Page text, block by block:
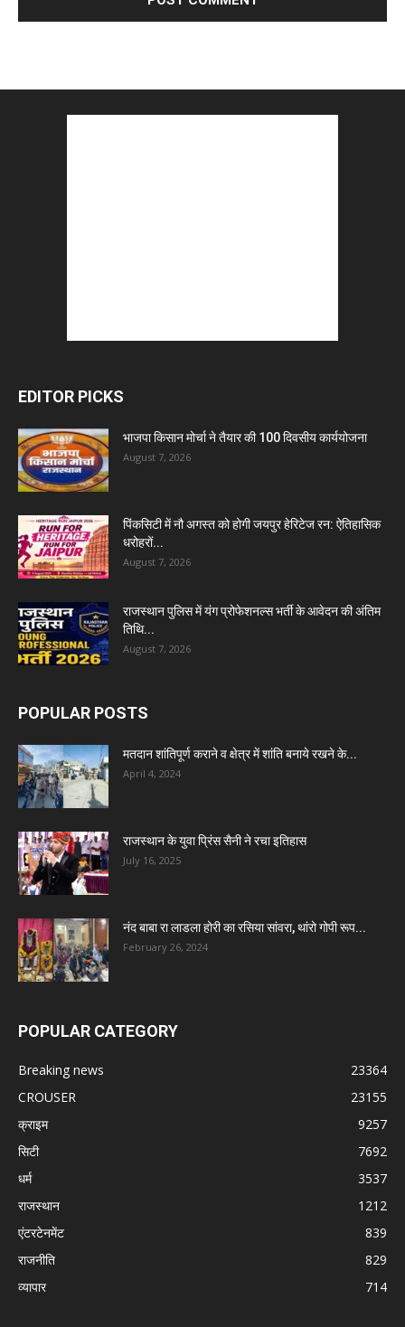
EDITOR PICKS
भाजपा किसान मोर्चा ने तैयार की 100 दिवसीय कार्ययोजना
August 7, 2026
पिंकसिटी में नौ अगस्त को होगी जयपुर हेरिटेज रन: ऐतिहासिक
धरोहरों...
August 7, 2026
राजस्थान पुलिस में यंग प्रोफेशनल्स भर्ती के आवेदन की अंतिम
तिथि...
August 7, 2026
POPULAR POSTS
मतदान शांतिपूर्ण कराने व क्षेत्र में शांति बनाये रखने के...
April 4, 2024
राजस्थान के युवा प्रिंस सैनी ने रचा इतिहास
July 16, 2025
नंद बाबा रा लाडला होरी का रसिया सांवरा, थांरो गोपी रूप...
February 26, 2024
POPULAR CATEGORY
Breaking news
23364
CROUSER
23155
क्राइम
9257
सिटी
7692
धर्म
3537
राजस्थान
1212
एंटरटेनमेंट
839
राजनीति
829
व्यापार
714